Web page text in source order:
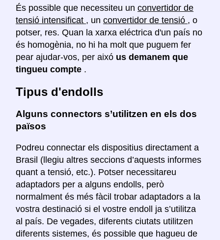
És possible que necessiteu un convertidor de
tensió intensificat , un convertidor de tensió , o
potser, res. Quan la xarxa eléctrica d'un país no
és homogènia, no hi ha molt que puguem fer
pear ajudar-vos, per aixó us demanem que
tingueu compte .
Tipus d'endolls
Alguns connectors s’utilitzen en els dos
països
Podreu connectar els dispositius directament a
Brasil (llegiu altres seccions d’aquests informes
quant a tensió, etc.). Potser necessitareu
adaptadors per a alguns endolls, però
normalment és més fàcil trobar adaptadors a la
vostra destinació si el vostre endoll ja s’utilitza
al país. De vegades, diferents ciutats utilitzen
diferents sistemes, és possible que hagueu de